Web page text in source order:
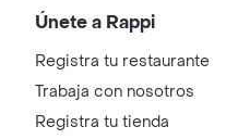
Únete a Rappi
Registra tu restaurante
Trabaja con nosotros
Registra tu tienda